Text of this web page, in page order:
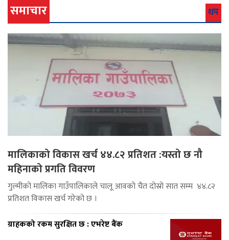
समाचार थप
मालिकाको विकास खर्च ४४.८२ प्रतिशत :यस्तो छ नौ
महिनाको प्रगति विवरण
गुल्मीको मालिका गाउँपालिकाले चालू आवको चैत दोस्रो सात सम्म ४४.८२
प्रतिशत विकास खर्च गरेको छ ।
ग्राहकको रकम सुरक्षित छ : एभरेष्ट बैंक